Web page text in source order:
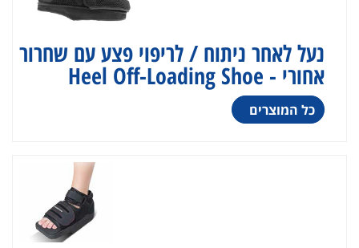
נעל לאחר ניתוח / לריפוי פצע עם שחרור
אחורי - Heel Off-Loading Shoe
כל המוצרים